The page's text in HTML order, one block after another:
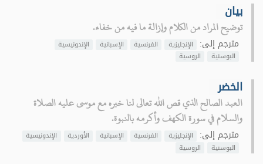
بيان
توضيح المراد من الكلام وإزالة ما فيه من خفاء.
مترجم إلى: الإنجليزية الفرنسية الإسبانية
الإندونيسية
البوسنية
الروسية
الخضر
العبد الصالح الذي قص الله تعالى لنا خبره مع موسى عليه الصلاة
والسلام في سورة الكهف وأكرمه بالنبوة.
مترجم إلى: الإنجليزية الفرنسية الإسبانية الأوردية
الإندونيسية
البوسنية
الروسية